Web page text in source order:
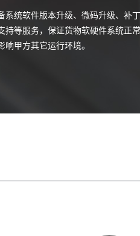
系统软件版本升级、微码升级、补
持等服务，保证货物软硬件系统正
响甲方其它运行环境。